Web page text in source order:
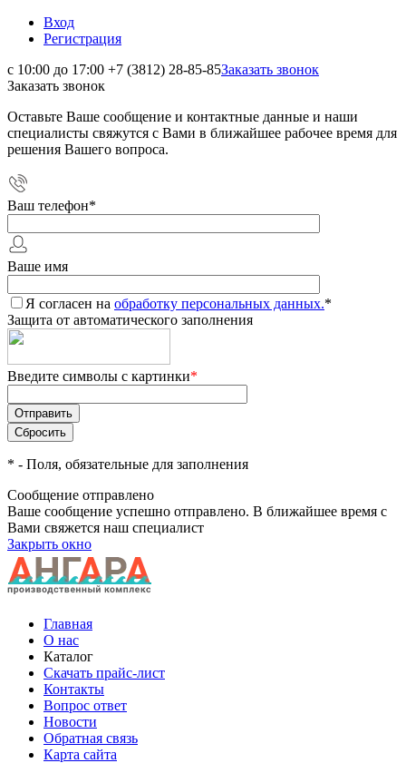
Вход
Регистрация
с 10:00 до 17:00 +7 (3812) 28-85-85Заказать звонок
Заказать звонок
Оставьте Ваше сообщение и контактные данные и наши
специалисты свяжутся с Вами в ближайшее рабочее время для
решения Вашего вопроса.
Ваш телефон*
Ваше имя
Я согласен на обработку персональных данных.*
Защита от автоматического заполнения
Введите символы с картинки*
* - Поля, обязательные для заполнения
Сообщение отправлено
Ваше сообщение успешно отправлено. В ближайшее время с
Вами свяжется наш специалист
Закрыть окно
Главная
О нас
Каталог
Скачать прайс-лист
Контакты
Вопрос ответ
Новости
Обратная связь
Карта сайта